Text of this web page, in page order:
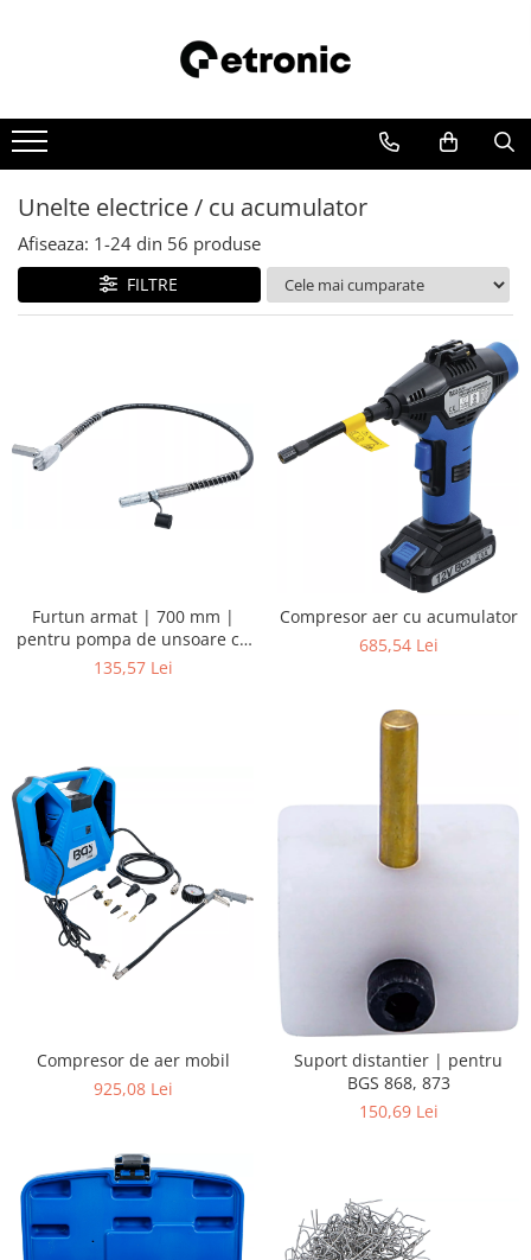
Unelte electrice / cu acumulator
Afiseaza: 1-24 din 56 produse
FILTRE
Furtun armat | 700 mm |
pentru pompa de unsoare cu
acumulator BGS 3175
135,57 Lei
Compresor aer cu acumulator
685,54 Lei
Compresor de aer mobil
925,08 Lei
Suport distantier | pentru
BGS 868, 873
150,69 Lei